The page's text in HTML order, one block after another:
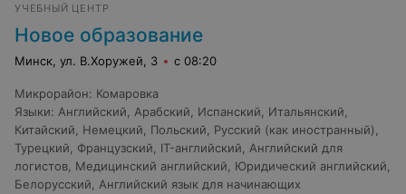
носителями языка, различные игры и тренинги.
Получая огромное удовольствие от учебного процесса
в компании с интересными и жизнерадостными
людьми, я с удивлением для себя обнаружил, что уже
через 4 месяца после начала изучения языка, я мог
благодарен удивительно талантливому педагогу
Надежде Бычковской за необыкновенный процесс и
превосходящий все ожидания результат!
Терпеливость, индивидуальный подход, креативность,
внимательность и постоянная готовность помочь —
вот благодаря чему Надежде удалось создать
неповторимую атмосферу наших занятий!
УЧЕБНЫЙ ЦЕНТР
Новое образование
Минск, ул. В.Хоружей, 3 с 08:20
Микрорайон: Комаровка
Языки: Английский Арабский Испанский Итальянский
Китайский
Немецкий Польский Русский (как иностранный)
Турецкий
Французский IT-английский
Английский для
логистов Медицинский английский Юридический английский
Белорусский
Английский язык для начинающих